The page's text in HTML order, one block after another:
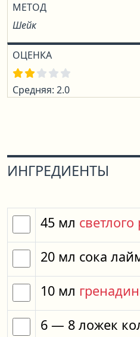
МЕТОД
Шейк
ОЦЕНКА
Средняя: 2.0
ИНГРЕДИЕНТЫ
45 мл
20 мл сока
10 мл
6 — 8 ложек